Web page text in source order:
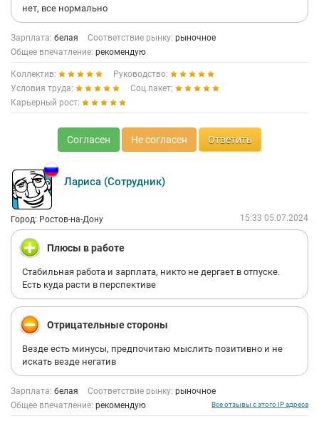
нет, все нормально
Зарплата: белая Соответствие рынку: рыночное
Общее впечатление: рекомендую
Коллектив:
Руководство:
Условия труда:
Соц.пакет:
Карьерный рост:
Согласен Не согласен Ответить
Лариса (Сотрудник)
Город: Ростов-на-Дону 15:33 05.07.2024
Плюсы в работе
Стабильная работа и зарплата, никто не дергает в отпуске.
Есть куда расти в перспективе
Отрицательные стороны
Везде есть минусы, предпочитаю мыслить позитивно и не
искать везде негатив
Зарплата: белая Соответствие рынку: рыночное
Общее впечатление: рекомендую Все отзывы с этого IP адреса